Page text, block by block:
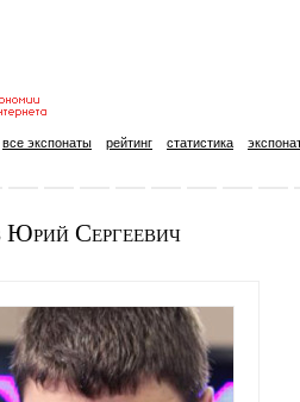
все экспонаты рейтинг статистика
Сергеевич